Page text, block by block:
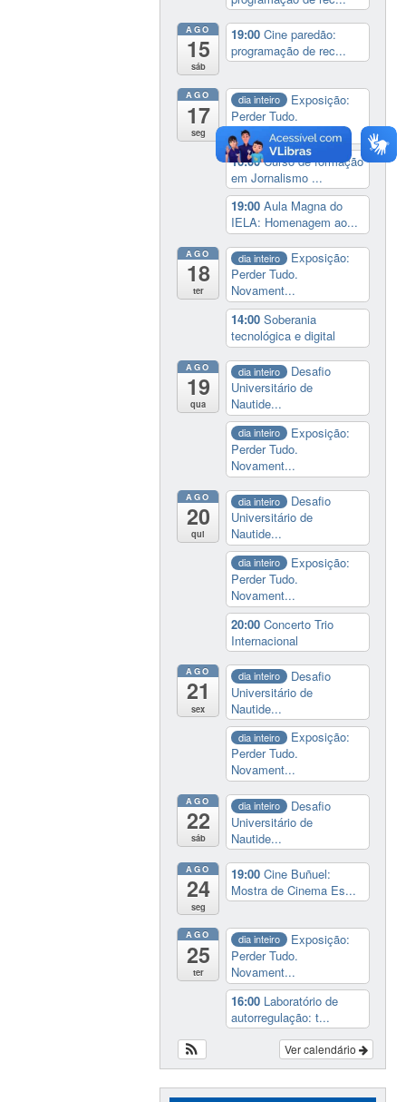
AGO
15
sáb
19:00Cine paredão:
programação de rec...
AGO
17
seg
dia inteiro
Exposição:
Perder Tudo.
Novament...
16:00Curso de formação
em Jornalismo ...
19:00Aula Magna do
IELA: Homenagem ao...
AGO
18
ter
dia inteiro
Exposição:
Perder Tudo.
Novament...
14:00Soberania
tecnológica e digital
AGO
19
qua
dia inteiro
Desafio
Universitário de
Nautide...
dia inteiro
Exposição:
Perder Tudo.
Novament...
AGO
20
qui
dia inteiro
Desafio
Universitário de
Nautide...
dia inteiro
Exposição:
Perder Tudo.
Novament...
20:00Concerto Trio
Internacional
AGO
21
sex
dia inteiro
Desafio
Universitário de
Nautide...
dia inteiro
Exposição:
Perder Tudo.
Novament...
AGO
22
sáb
dia inteiro
Desafio
Universitário de
Nautide...
AGO
24
seg
19:00Cine Buñuel:
Mostra de Cinema Es...
AGO
25
ter
dia inteiro
Exposição:
Perder Tudo.
Novament...
16:00 Laboratório de
autorregulação: t...
Ver calendário